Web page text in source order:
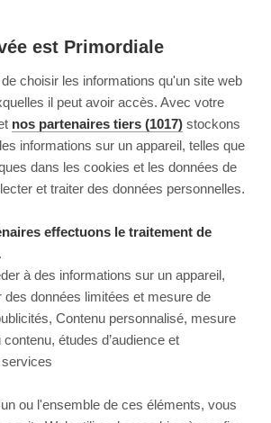
est Primordiale
choisir les informations qu'un site web
il peut avoir accès. Avec votre
nos partenaires tiers (1017) stockons
informations sur un appareil, telles que
dans les cookies et les données de
et traiter des données personnelles.
effectuons le traitement de
.
à des informations sur un appareil,
des données limitées et mesure de
Contenu personnalisé, mesure
études d’audience et
ou l'ensemble de ces éléments, vous
try again, or go back.